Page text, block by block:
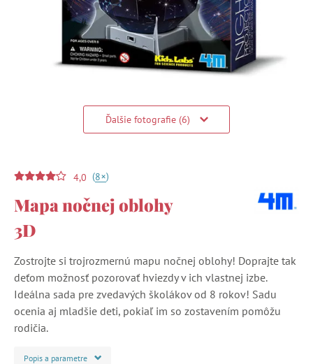
Ďalšie fotografie (6)
4,0 (8+)
Mapa nočnej oblohy
3D
Zostrojte si trojrozmernú mapu nočnej oblohy! Doprajte tak
deťom možnosť pozorovať hviezdy v ich vlastnej izbe.
Ideálna sada pre zvedavých školákov od 8 rokov! Sadu
ocenia aj mladšie deti, pokiaľ im so zostavením pomôžu
rodičia.
Popis a parametre